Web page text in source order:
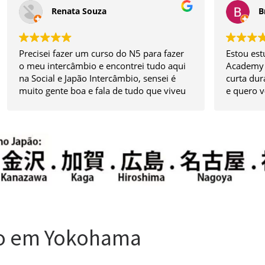
Bruno Cardoso
Estou estudando na escola Human
Academy fazendo um intercâmbio de
curta duração, a escola é bem localizada
e quero voltar posteriormente, a única
em Yokohama